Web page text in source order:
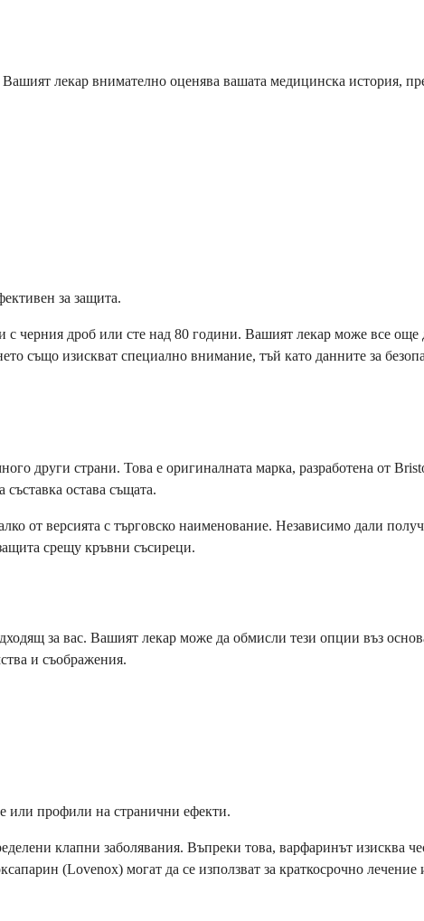
лекар внимателно оценява вашата медицинска история,
за защита.
черния дроб или сте над 80 години. Вашият лекар може все
също изискват специално внимание, тъй като данните за
други страни. Това е оригиналната марка, разработена от
остава същата.
от версията с търговско наименование. Независимо дали
срещу кръвни съсиреци.
за вас. Вашият лекар може да обмисли тези опции въз
и съображения.
или профили на странични ефекти.
клапни заболявания. Въпреки това, варфаринът изисква
(Lovenox) могат да се използват за краткосрочно лечение